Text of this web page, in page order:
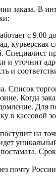
заказа. В
с 9.00
курьерская
Специалист
и уточнит
и
Список
Когда
Для
в кассовой
на
почту